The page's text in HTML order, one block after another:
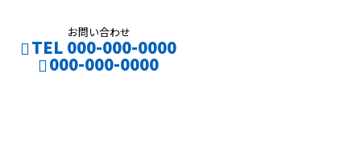
お問い合わせ
TEL 000-000-0000
000-000-0000